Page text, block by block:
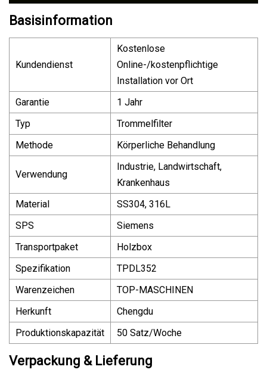
Basisinformation
Kundendienst
Kostenlose
Online-/kostenpflichtige
Installation vor Ort
Garantie
1 Jahr
Typ
Trommelfilter
Methode
Körperliche Behandlung
Verwendung
Industrie, Landwirtschaft,
Krankenhaus
Material
SS304, 316L
SPS
Siemens
Transportpaket
Holzbox
Spezifikation
TPDL352
Warenzeichen
TOP-MASCHINEN
Herkunft
Chengdu
Produktionskapazität
50 Satz/Woche
Verpackung & Lieferung